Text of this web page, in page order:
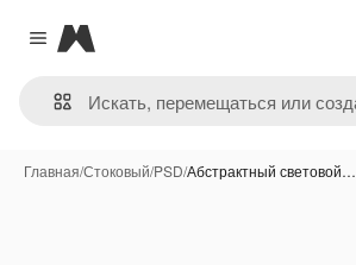
Close menu
Magnific
Главная/Стоковый/PSD/Абстрактный световой…